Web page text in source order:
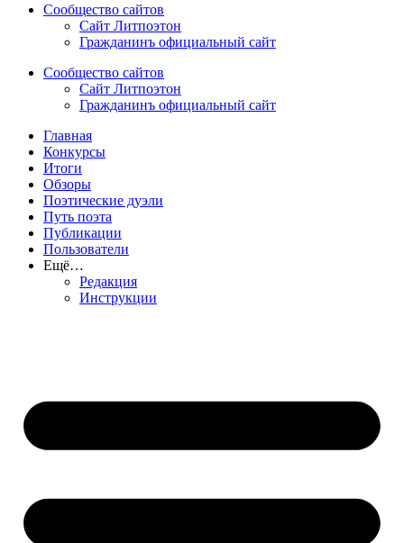
Сообщество сайтов
Сайт Литпоэтон
Гражданинъ официальный сайт
Сообщество сайтов
Сайт Литпоэтон
Гражданинъ официальный сайт
Главная
Конкурсы
Итоги
Обзоры
Поэтические дуэли
Путь поэта
Публикации
Пользователи
Ещё…
Редакция
Инструкции